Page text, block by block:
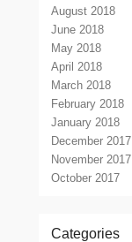
August 2018
June 2018
May 2018
April 2018
March 2018
February 2018
January 2018
December 2017
November 2017
October 2017
Categories